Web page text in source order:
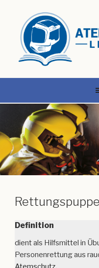
Rettungspuppe
Definition
dient als Hilfsmittel in
Personenrettung aus